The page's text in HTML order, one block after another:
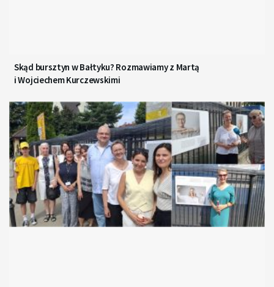
Skąd bursztyn w Bałtyku? Rozmawiamy z Martą
i Wojciechem Kurczewskimi